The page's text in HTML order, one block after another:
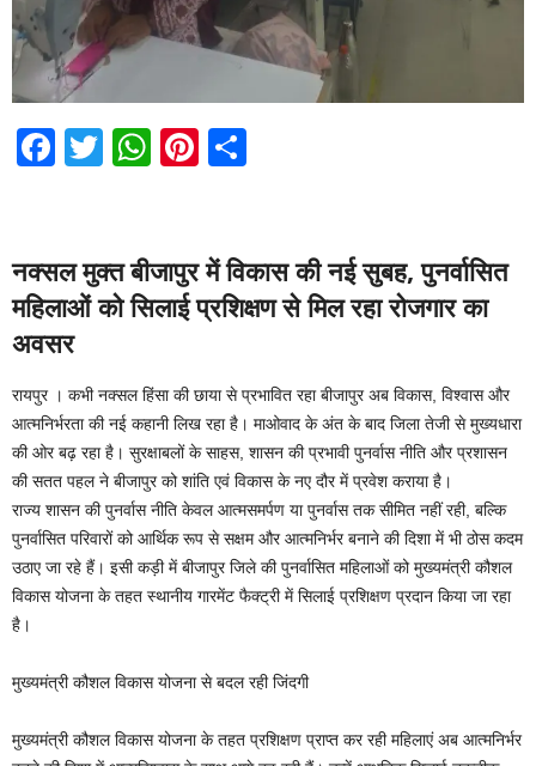
F
e
b
o
k
T
er
W
s
A
p
Pi
e
st
e
नक्सल मुक्त बीजापुर में विकास की नई सुबह, पुनर्वासित
महिलाओं को सिलाई प्रशिक्षण से मिल रहा रोजगार का
अवसर
रायपुर । कभी नक्सल हिंसा की छाया से प्रभावित रहा बीजापुर अब विकास, विश्वास और
आत्मनिर्भरता की नई कहानी लिख रहा है। माओवाद के अंत के बाद जिला तेजी से मुख्यधारा
की ओर बढ़ रहा है। सुरक्षाबलों के साहस, शासन की प्रभावी पुनर्वास नीति और प्रशासन
की सतत पहल ने बीजापुर को शांति एवं विकास के नए दौर में प्रवेश कराया है।
राज्य शासन की पुनर्वास नीति केवल आत्मसमर्पण या पुनर्वास तक सीमित नहीं रही, बल्कि
पुनर्वासित परिवारों को आर्थिक रूप से सक्षम और आत्मनिर्भर बनाने की दिशा में भी ठोस कदम
उठाए जा रहे हैं। इसी कड़ी में बीजापुर जिले की पुनर्वासित महिलाओं को मुख्यमंत्री कौशल
विकास योजना के तहत स्थानीय गारमेंट फैक्ट्री में सिलाई प्रशिक्षण प्रदान किया जा रहा
है।
मुख्यमंत्री कौशल विकास योजना से बदल रही जिंदगी
मुख्यमंत्री कौशल विकास योजना के तहत प्रशिक्षण प्राप्त कर रही महिलाएं अब आत्मनिर्भर